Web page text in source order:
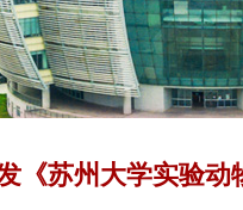
《苏州大学实验动